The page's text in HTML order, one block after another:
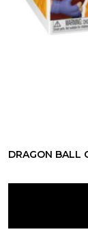
DRAGON BALL